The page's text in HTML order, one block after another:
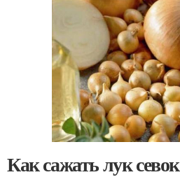
Как сажать лук